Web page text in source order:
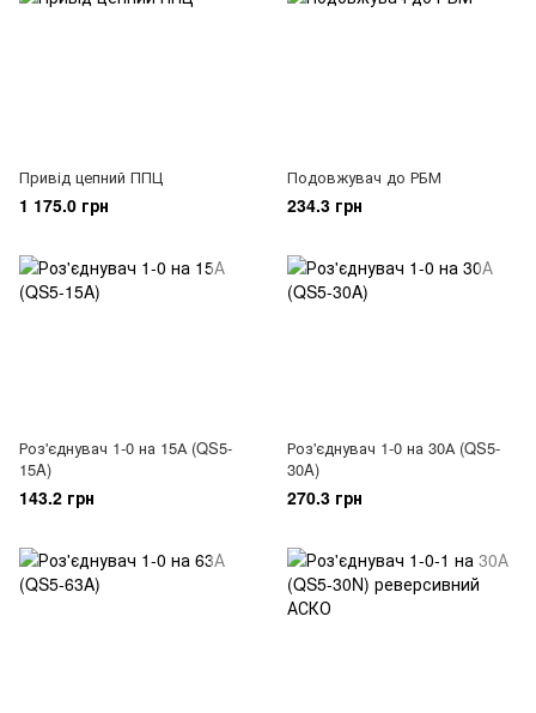
Привід цепний ППЦ
1 175.0 грн
Подовжувач до РБМ
234.3 грн
Роз'єднувач 1-0 на 15А (QS5-
15A)
143.2 грн
Роз'єднувач 1-0 на 30А (QS5-
30A)
270.3 грн